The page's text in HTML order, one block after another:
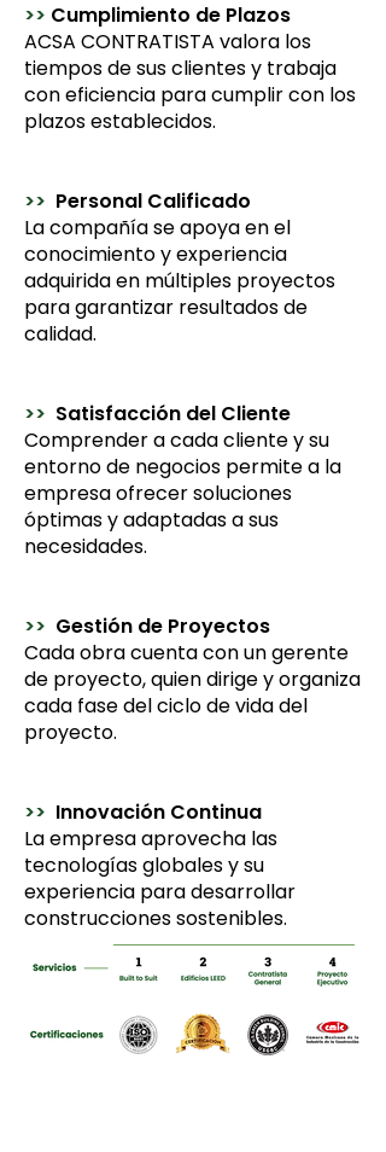
>> Cumplimiento de Plazos
ACSA CONTRATISTA valora los
tiempos de sus clientes y trabaja
con eficiencia para cumplir con los
plazos establecidos.
>> Personal Calificado
La compañía se apoya en el
conocimiento y experiencia
adquirida en múltiples proyectos
para garantizar resultados de
calidad.
>> Satisfacción del Cliente
Comprender a cada cliente y su
entorno de negocios permite a la
empresa ofrecer soluciones
óptimas y adaptadas a sus
necesidades.
>> Gestión de Proyectos
Cada obra cuenta con un gerente
de proyecto, quien dirige y organiza
cada fase del ciclo de vida del
proyecto.
>> Innovación Continua
La empresa aprovecha las
tecnologías globales y su
experiencia para desarrollar
construcciones sostenibles.